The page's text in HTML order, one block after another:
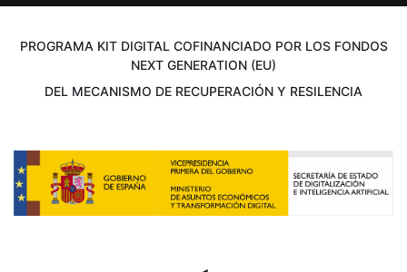
PROGRAMA KIT DIGITAL COFINANCIADO POR LOS FONDOS
NEXT GENERATION (EU)
DEL MECANISMO DE RECUPERACIÓN Y RESILENCIA